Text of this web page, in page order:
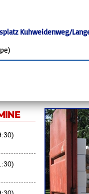
Kuhweidenweg/